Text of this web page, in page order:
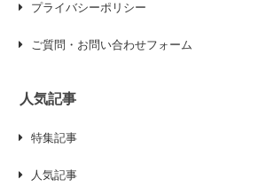
プライバシーポリシー
ご質問・お問い合わせフォーム
人気記事
特集記事
人気記事